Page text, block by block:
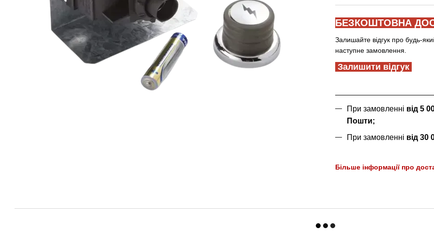
БЕЗКОШТОВНА
Залишайте відгук про будь-
наступне замовлення.
Залишити відгук
При замовленні від 5
Пошти;
При замовленні від 30
Більше інформації про